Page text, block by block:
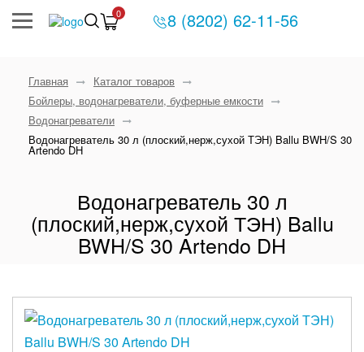
0 8 (8202) 62-11-56
Главная
Каталог товаров
Бойлеры, водонагреватели, буферные емкости
Водонагреватели
Водонагреватель 30 л (плоский,нерж,сухой ТЭН) Ballu BWH/S 30
Artendo DH
Водонагреватель 30 л
(плоский,нерж,сухой ТЭН) Ballu
BWH/S 30 Artendo DH